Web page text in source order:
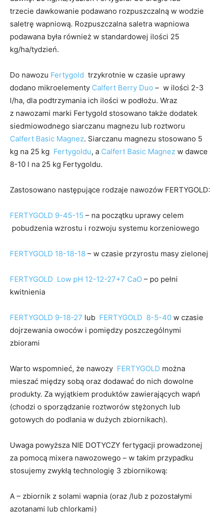
trzecie dawkowanie podawano rozpuszczalną w wodzie
saletrę wapniową. Rozpuszczalna saletra wapniowa
podawana była również w standardowej ilości 25
kg/ha/tydzień.
Do nawozu Fertygold trzykrotnie w czasie uprawy
dodano mikroelementy Calfert Berry Duo – w ilości 2-3
l/ha, dla podtrzymania ich ilości w podłożu. Wraz
z nawozami marki Fertygold stosowano także dodatek
siedmiowodnego siarczanu magnezu lub roztworu
Calfert Basic Magnez. Siarczanu magnezu stosowano 5
kg na 25 kg Fertygoldu, a Calfert Basic Magnez w dawce
8-10 l na 25 kg Fertygoldu.
Zastosowano następujące rodzaje nawozów FERTYGOLD:
FERTYGOLD 9-45-15 – na początku uprawy celem
pobudzenia wzrostu i rozwoju systemu korzeniowego
FERTYGOLD 18-18-18 – w czasie przyrostu masy zielonej
FERTYGOLD Low pH 12-12-27+7 CaO – po pełni
kwitnienia
FERTYGOLD 9-18-27 lub FERTYGOLD 8-5-40 w czasie
dojrzewania owoców i pomiędzy poszczególnymi
zbiorami
Warto wspomnieć, że nawozy FERTYGOLD można
mieszać między sobą oraz dodawać do nich dowolne
produkty. Za wyjątkiem produktów zawierających wapń
(chodzi o sporządzanie roztworów stężonych lub
gotowych do podlania w dużych zbiornikach).
Uwaga powyższa NIE DOTYCZY fertygacji prowadzonej
za pomocą mixera nawozowego – w takim przypadku
stosujemy zwykłą technologię 3 zbiornikową:
A – zbiornik z solami wapnia (oraz /lub z pozostałymi
azotanami lub chlorkami)